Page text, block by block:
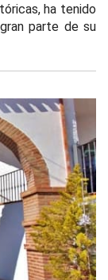
ha tenido
parte de su